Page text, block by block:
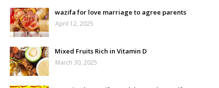
wazifa for love marriage to agree parents
April 12, 2025
Mixed Fruits Rich in Vitamin D
March 30, 2025